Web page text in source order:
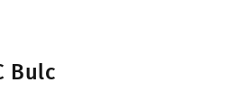
Bulc